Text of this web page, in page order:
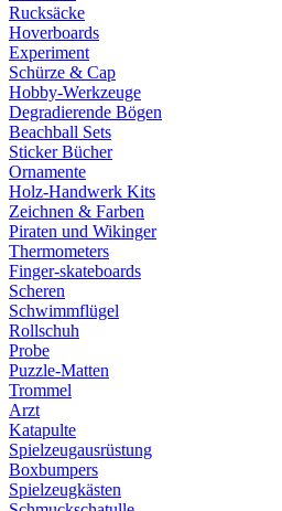
Rucksäcke
Hoverboards
Experiment
Schürze & Cap
Hobby-Werkzeuge
Degradierende Bögen
Beachball Sets
Sticker Bücher
Ornamente
Holz-Handwerk Kits
Zeichnen & Farben
Piraten und Wikinger
Thermometers
Finger-skateboards
Scheren
Schwimmflügel
Rollschuh
Probe
Puzzle-Matten
Trommel
Arzt
Katapulte
Spielzeugausrüstung
Boxbumpers
Spielzeugkästen